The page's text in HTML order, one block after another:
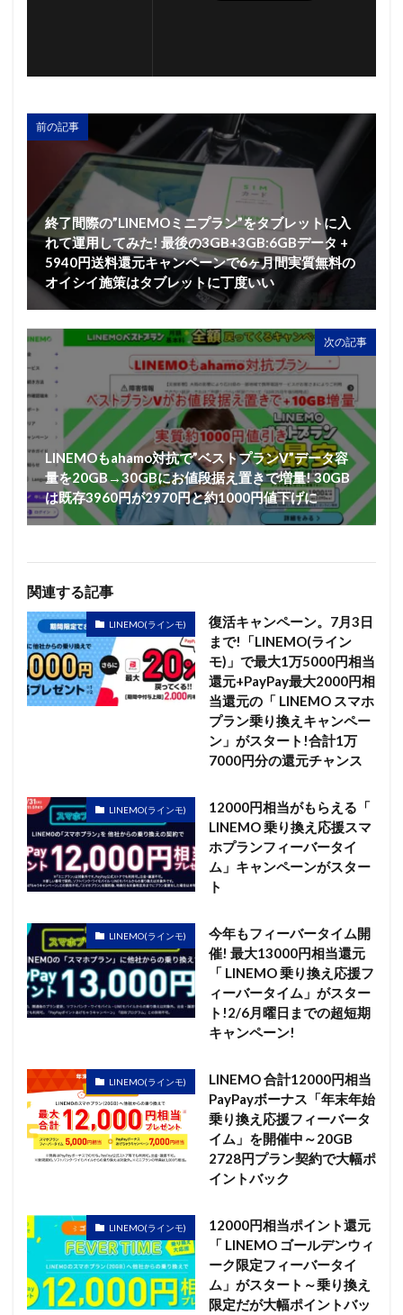
前の記事
終了間際の”LINEMOミニプラン”をタブレットに入
れて運用してみた! 最後の3GB+3GB:6GBデータ +
5940円送料還元キャンペーンで6ヶ月間実質無料の
オイシイ施策はタブレットに丁度いい
次の記事
LINEMOもahamo対抗で”ベストプランV”データ容
量を20GB→30GBにお値段据え置きで増量! 30GB
は既存3960円が2970円と約1000円値下げに
関連する記事
LINEMO(ラインモ)
復活キャンペーン。7月3日
まで!「LINEMO(ライン
モ)」で最大1万5000円相当
還元+PayPay最大2000円相
当還元の「 LINEMO スマホ
プラン乗り換えキャンペー
ン」がスタート!合計1万
7000円分の還元チャンス
LINEMO(ラインモ)
12000円相当がもらえる「
LINEMO 乗り換え応援スマ
ホプランフィーバータイ
ム」キャンペーンがスター
ト
LINEMO(ラインモ)
今年もフィーバータイム開
催! 最大13000円相当還元
「 LINEMO 乗り換え応援フ
ィーバータイム」がスター
ト!2/6月曜日までの超短期
キャンペーン!
LINEMO(ラインモ)
LINEMO 合計12000円相当
PayPayボーナス「年末年始
乗り換え応援フィーバータ
イム」を開催中～20GB
2728円プラン契約で大幅ポ
イントバック
LINEMO(ラインモ)
12000円相当ポイント還元
「 LINEMO ゴールデンウィ
ーク限定フィーバータイ
ム」がスタート～乗り換え
限定だが大幅ポイントバッ